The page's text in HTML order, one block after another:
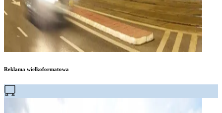
Reklama wielkoformatowa